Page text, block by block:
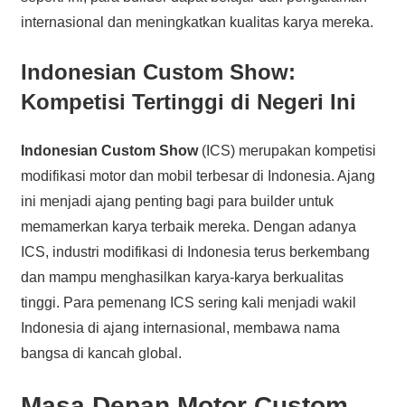
internasional dan meningkatkan kualitas karya mereka.
Indonesian Custom Show:
Kompetisi Tertinggi di Negeri Ini
Indonesian Custom Show(ICS) merupakan kompetisi
modifikasi motor dan mobil terbesar di Indonesia. Ajang
ini menjadi ajang penting bagi para builder untuk
memamerkan karya terbaik mereka. Dengan adanya
ICS, industri modifikasi di Indonesia terus berkembang
dan mampu menghasilkan karya-karya berkualitas
tinggi. Para pemenang ICS sering kali menjadi wakil
Indonesia di ajang internasional, membawa nama
bangsa di kancah global.